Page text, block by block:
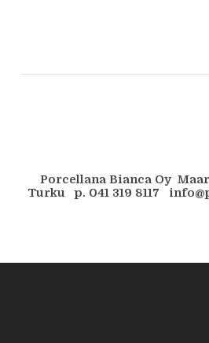
Porcellana Bianca Oy
Turku p. 041 319 8117